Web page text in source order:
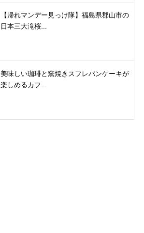
【帰れマンデー見っけ隊】福島県郡山市の
日本三大滝桜...
美味しい珈琲と窯焼きスフレパンケーキが
楽しめるカフ...